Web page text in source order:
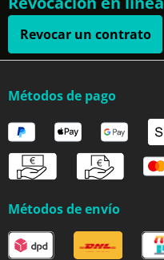
Revocar un contrato
Métodos de pago
Métodos de envío